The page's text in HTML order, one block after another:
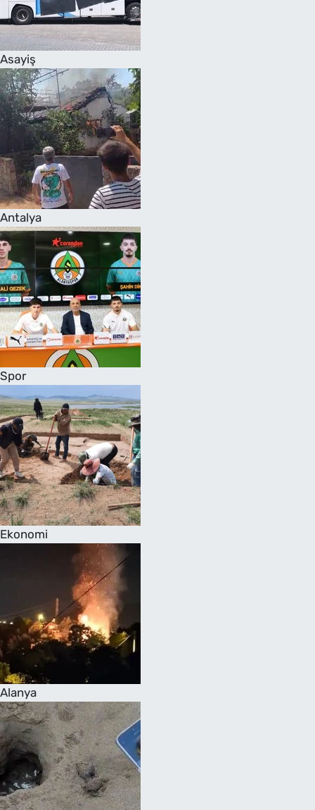
Asayiş
Antalya
Spor
Ekonomi
Alanya